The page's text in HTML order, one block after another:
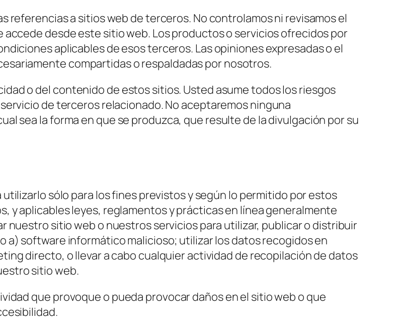
a sitios web de terceros. No controlamos ni revisamos el
desde este sitio web. Los productos o servicios ofrecidos por
aplicables de esos terceros. Las opiniones expresadas o el
compartidas o respaldadas por nosotros.
o del contenido de estos sitios. Usted asume todos los riesgos
de terceros relacionado. No aceptaremos ninguna
sea la forma en que se produzca, que resulte de la divulgación por su
sólo para los fines previstos y según lo permitido por estos
y aplicables leyes, reglamentos y prácticas en línea generalmente
nuestro sitio web o nuestros servicios para utilizar, publicar o distribuir
a) software informático malicioso; utilizar los datos recogidos en
directo, o llevar a cabo cualquier actividad de recopilación de datos
sitio web.
que provoque o pueda provocar daños en el sitio web o que